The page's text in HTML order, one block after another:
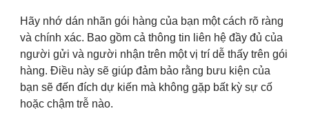
Hãy nhớ dán nhãn gói hàng của bạn một cách rõ ràng
và chính xác. Bao gồm cả thông tin liên hệ đầy đủ của
người gửi và người nhận trên một vị trí dễ thấy trên gói
hàng. Điều này sẽ giúp đảm bảo rằng bưu kiện của
bạn sẽ đến đích dự kiến mà không gặp bất kỳ sự cố
hoặc chậm trễ nào.